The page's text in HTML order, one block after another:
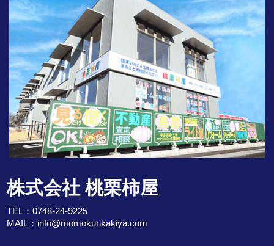
株式会社 桃栗柿屋
TEL：0748-24-9225
MAIL： info@momokurikakiya.com